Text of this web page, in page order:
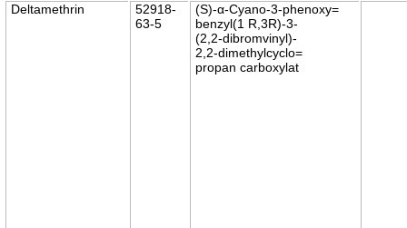
Deltamethrin
52918-
63-5
(S)-α-Cyano-3-phenoxy=
benzyl(1 R,3R)-3-
(2,2-dibromvinyl)-
2,2-dimethylcyclo=
propan carboxylat